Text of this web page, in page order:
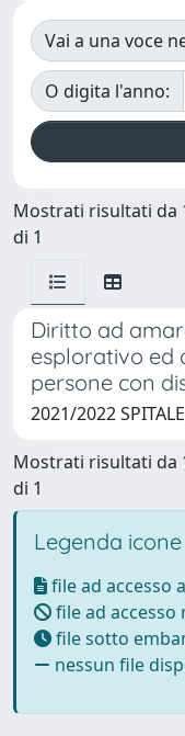
Vai a una voce
O digita l'anno:
Mostrati risultati da
di 1
Diritto ad
esplorativo ed
persone con
2021/2022
Mostrati risultati da
di 1
Legenda icone
file ad accesso
file ad accesso
file sotto
nessun file